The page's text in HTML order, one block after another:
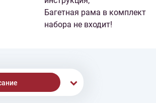
Багетная рама в комплект
набора не входит!